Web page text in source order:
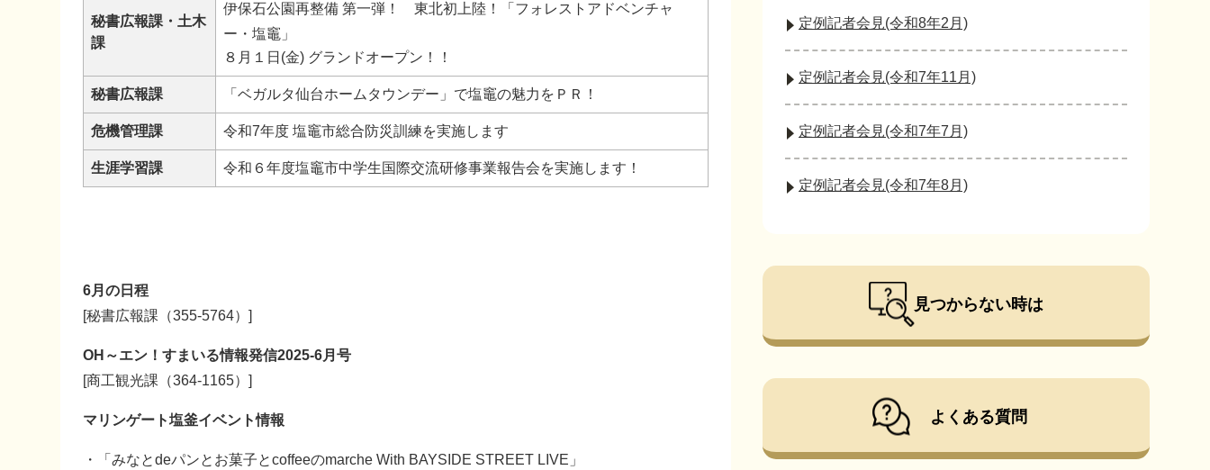
秘書広報課・土木
課
伊保石公園再整備 第一弾！ 東北初上陸！「フォレストアドベンチャ
ー・塩竈」
８月１日(金) グランドオープン！！
秘書広報課 「ベガルタ仙台ホームタウンデー」で塩竈の魅力をＰＲ！
危機管理課 令和7年度 塩竈市総合防災訓練を実施します
生涯学習課 令和６年度塩竈市中学生国際交流研修事業報告会を実施します！
6月の日程
[秘書広報課（355-5764）]
OH～エン！すまいる情報発信2025-6月号
[商工観光課（364-1165）]
マリンゲート塩釜イベント情報
・「みなとdeパンとお菓子とcoffeeのmarche With BAYSIDE STREET LIVE」
定例記者会見(令和8年2月)
定例記者会見(令和7年11月)
定例記者会見(令和7年7月)
定例記者会見(令和7年8月)
見つからない時は
よくある質問